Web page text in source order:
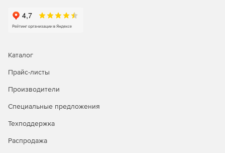
Каталог
Прайс-листы
Производители
Специальные предложения
Техподдержка
Распродажа